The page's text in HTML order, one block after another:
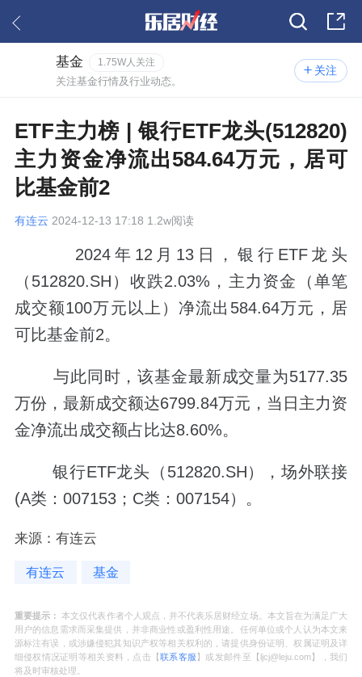
关注
基金 1.75W人关注
关注基金行情及行业动态。
ETF主力榜 | 银行ETF龙头(512820)
主力资金净流出584.64万元，居可
比基金前2
有连云 2024-12-13 17:18 1.2w阅读
2024年12月13日，银行ETF龙头
（512820.SH）收跌2.03%，主力资金（单笔
成交额100万元以上）净流出584.64万元，居
可比基金前2。
与此同时，该基金最新成交量为5177.35
万份，最新成交额达6799.84万元，当日主力资
金净流出成交额占比达8.60%。
银行ETF龙头（512820.SH），场外联接
(A类：007153；C类：007154）。
来源：有连云
有连云 基金
重要提示： 本文仅代表作者个人观点，并不代表乐居财经立场。本文旨在为满足广大
用户的信息需求而采集提供，并非商业性或盈利性用途。任何单位或个人认为本文来
源标注有误，或涉嫌侵犯其知识产权等相关权利的，请提供身份证明、权属证明及详
细侵权情况证明等相关资料，点击【联系客服 】或发邮件至【ljcj@leju.com】，我们
将及时审核处理。